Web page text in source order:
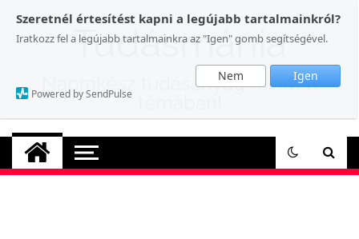
Szeretnél értesítést kapni a legújabb tartalmainkról?
Iratkozz fel a legújabb tartalmainkra az "Igen" gomb segítségével.
Nem Igen
Powered by SendPulse
content
Tudásmánia
Naprakész tudásanyag minden